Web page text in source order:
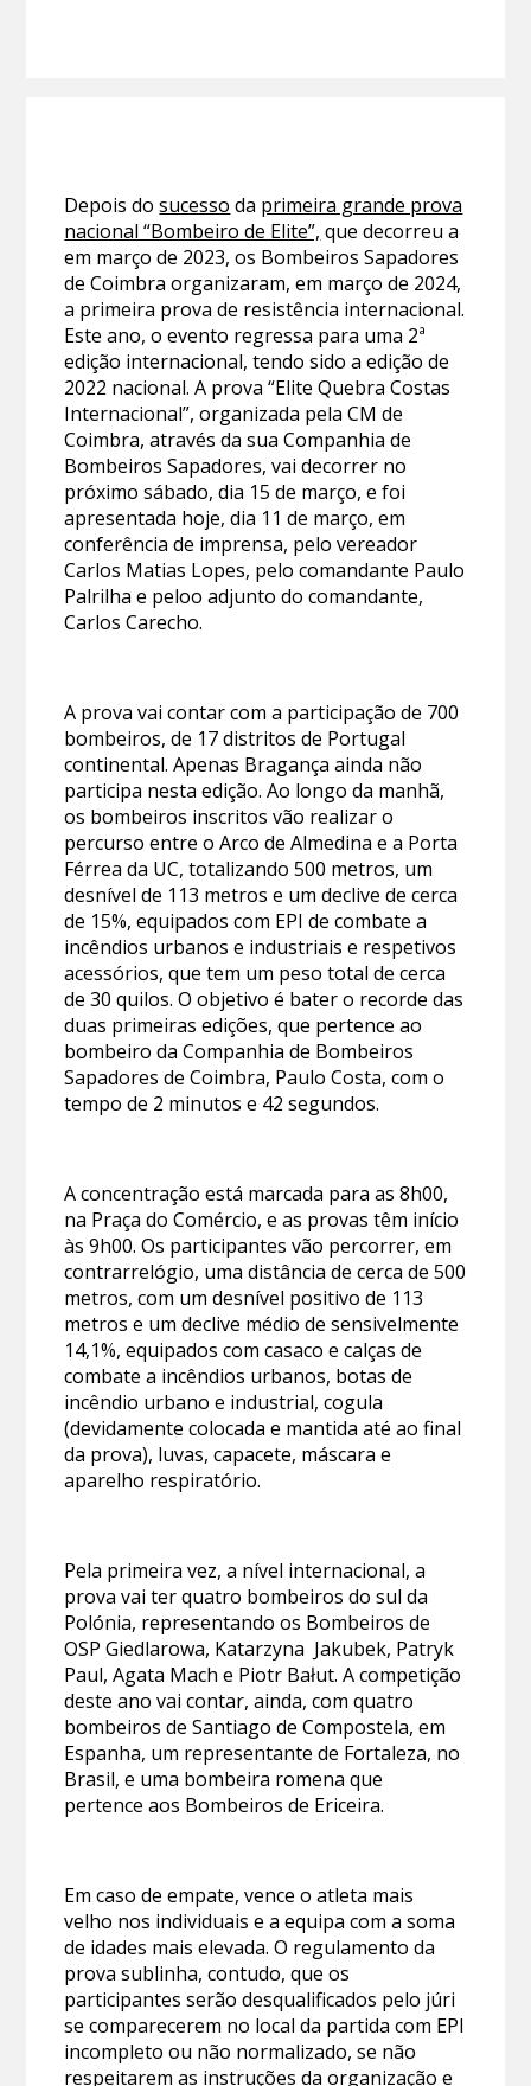
Depois dosucesso da primeira grande prova
nacional “Bombeiro de Elite”, que decorreu a
em março de 2023, os Bombeiros Sapadores
de Coimbra organizaram, em março de 2024,
a primeira prova de resistência internacional.
Este ano, o evento regressa para uma 2ª
edição internacional, tendo sido a edição de
2022 nacional. A prova “Elite Quebra Costas
Internacional”, organizada pela CM de
Coimbra, através da sua Companhia de
Bombeiros Sapadores, vai decorrer no
próximo sábado, dia 15 de março, e foi
apresentada hoje, dia 11 de março, em
conferência de imprensa, pelo vereador
Carlos Matias Lopes, pelo comandante Paulo
Palrilha e peloo adjunto do comandante,
Carlos Carecho.
A prova vai contar com a participação de 700
bombeiros, de 17 distritos de Portugal
continental. Apenas Bragança ainda não
participa nesta edição. Ao longo da manhã,
os bombeiros inscritos vão realizar o
percurso entre o Arco de Almedina e a Porta
Férrea da UC, totalizando 500 metros, um
desnível de 113 metros e um declive de cerca
de 15%, equipados com EPI de combate a
incêndios urbanos e industriais e respetivos
acessórios, que tem um peso total de cerca
de 30 quilos. O objetivo é bater o recorde das
duas primeiras edições, que pertence ao
bombeiro da Companhia de Bombeiros
Sapadores de Coimbra, Paulo Costa, com o
tempo de 2 minutos e 42 segundos.
A concentração está marcada para as 8h00,
na Praça do Comércio, e as provas têm início
às 9h00. Os participantes vão percorrer, em
contrarrelógio, uma distância de cerca de 500
metros, com um desnível positivo de 113
metros e um declive médio de sensivelmente
14,1%, equipados com casaco e calças de
combate a incêndios urbanos, botas de
incêndio urbano e industrial, cogula
(devidamente colocada e mantida até ao final
da prova), luvas, capacete, máscara e
aparelho respiratório.
Pela primeira vez, a nível internacional, a
prova vai ter quatro bombeiros do sul da
Polónia, representando os Bombeiros de
OSP Giedlarowa, Katarzyna Jakubek, Patryk
Paul, Agata Mach e Piotr Bałut. A competição
deste ano vai contar, ainda, com quatro
bombeiros de Santiago de Compostela, em
Espanha, um representante de Fortaleza, no
Brasil, e uma bombeira romena que
pertence aos Bombeiros de Ericeira.
Em caso de empate, vence o atleta mais
velho nos individuais e a equipa com a soma
de idades mais elevada. O regulamento da
prova sublinha, contudo, que os
participantes serão desqualificados pelo júri
se comparecerem no local da partida com EPI
incompleto ou não normalizado, se não
respeitarem as instruções da organização e